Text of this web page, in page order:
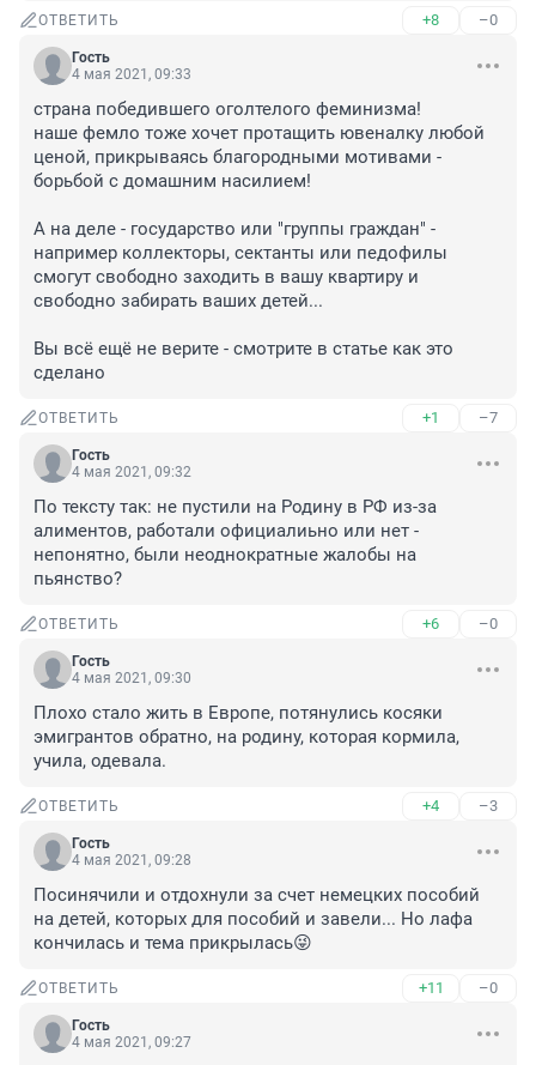
ОТВЕТИТЬ +8 –0
Гость
4 мая 2021, 09:33
страна победившего оголтелого феминизма!
наше фемло тоже хочет протащить ювеналку любой
ценой, прикрываясь благородными мотивами -
борьбой с домашним насилием!
А на деле - государство или "группы граждан" -
например коллекторы, сектанты или педофилы
смогут свободно заходить в вашу квартиру и
свободно забирать ваших детей...
Вы всё ещё не верите - смотрите в статье как это
сделано
ОТВЕТИТЬ +1 –7
Гость
4 мая 2021, 09:32
По тексту так: не пустили на Родину в РФ из-за
алиментов, работали официалиьно или нет -
непонятно, были неоднократные жалобы на
пьянство?
ОТВЕТИТЬ +6 –0
Гость
4 мая 2021, 09:30
Плохо стало жить в Европе, потянулись косяки
эмигрантов обратно, на родину, которая кормила,
учила, одевала.
ОТВЕТИТЬ +4 –3
Гость
4 мая 2021, 09:28
Посинячили и отдохнули за счет немецких пособий
на детей, которых для пособий и завели... Но лафа
кончилась и тема прикрылась😜
ОТВЕТИТЬ +11 –0
Гость
4 мая 2021, 09:27